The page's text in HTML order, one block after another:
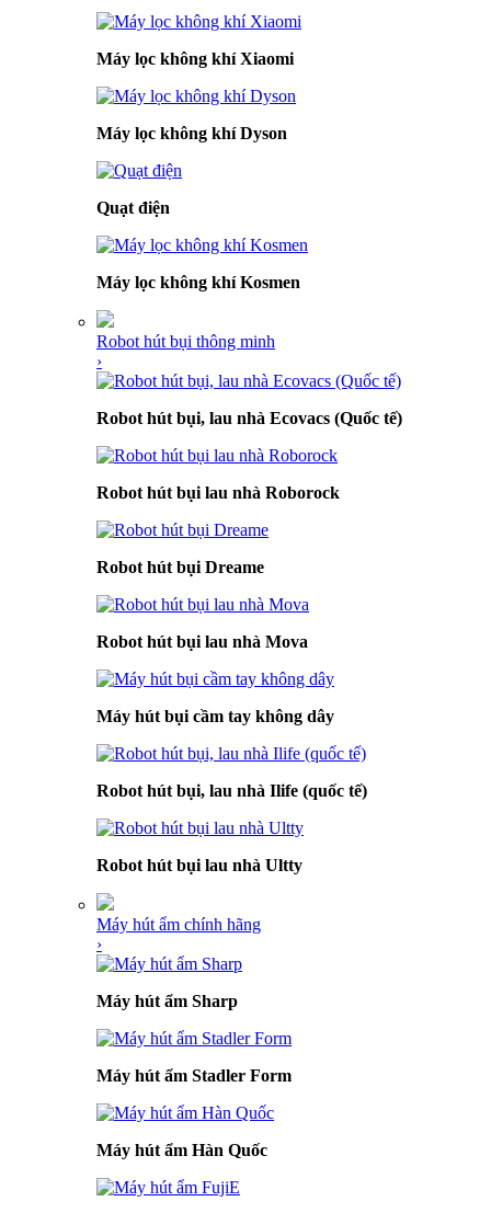
Máy lọc không khí Xiaomi
Máy lọc không khí Dyson
Quạt điện
Máy lọc không khí Kosmen
Robot hút bụi thông minh
›
Robot hút bụi, lau nhà Ecovacs (Quốc tế)
Robot hút bụi lau nhà Roborock
Robot hút bụi Dreame
Robot hút bụi lau nhà Mova
Máy hút bụi cầm tay không dây
Robot hút bụi, lau nhà Ilife (quốc tế)
Robot hút bụi lau nhà Ultty
Máy hút ẩm chính hãng
›
Máy hút ẩm Sharp
Máy hút ẩm Stadler Form
Máy hút ẩm Hàn Quốc